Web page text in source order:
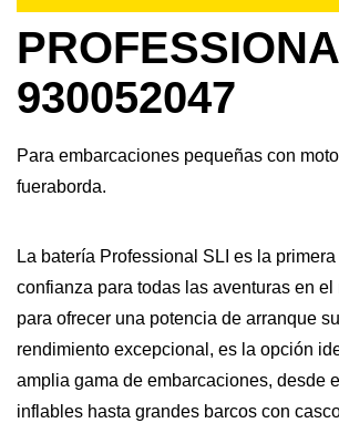
930052047
Para embarcaciones pequeñas con
fueraborda.
La batería Professional SLI es la
confianza para todas las aventuras en el
para ofrecer una potencia de arranque
rendimiento excepcional, es la opción
amplia gama de embarcaciones, desde
inflables hasta grandes barcos con